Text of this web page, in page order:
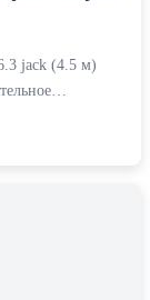
jack (4.5 м)